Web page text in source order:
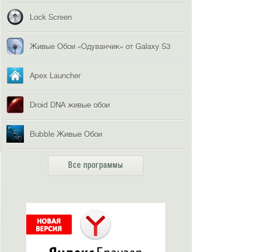
Lock Screen
Живые Обои «Одуванчик» от Galaxy S3
Apex Launcher
Droid DNA живые обои
Bubble Живые Обои
Все программы